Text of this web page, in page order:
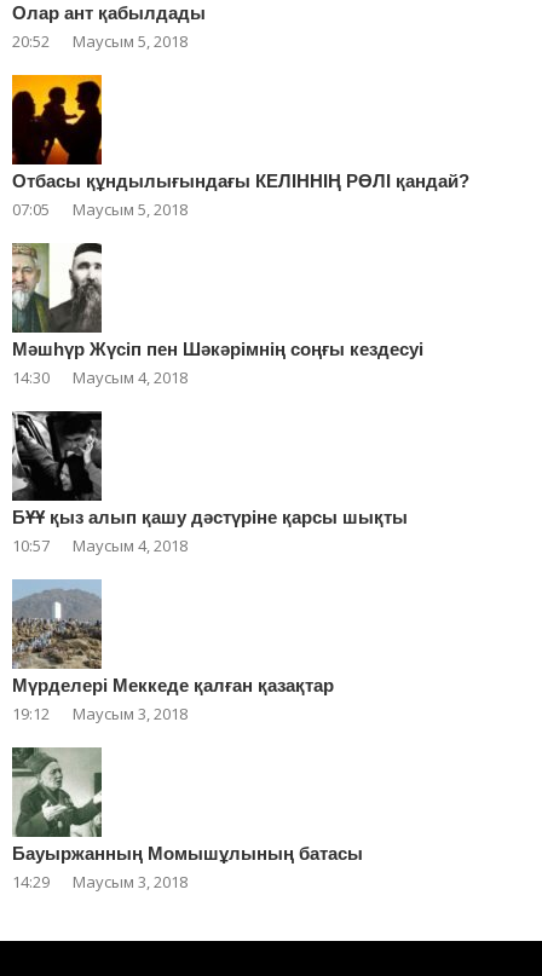
Олар ант қабылдады
20:52 Маусым 5, 2018
Отбасы құндылығындағы КЕЛІННІҢ РӨЛІ қандай?
07:05 Маусым 5, 2018
Мәшһүр Жүсіп пен Шәкәрімнің соңғы кездесуі
14:30 Маусым 4, 2018
БҰҰ қыз алып қашу дәстүріне қарсы шықты
10:57 Маусым 4, 2018
Мүрделері Меккеде қалған қазақтар
19:12 Маусым 3, 2018
Бауыржанның Момышұлының батасы
14:29 Маусым 3, 2018